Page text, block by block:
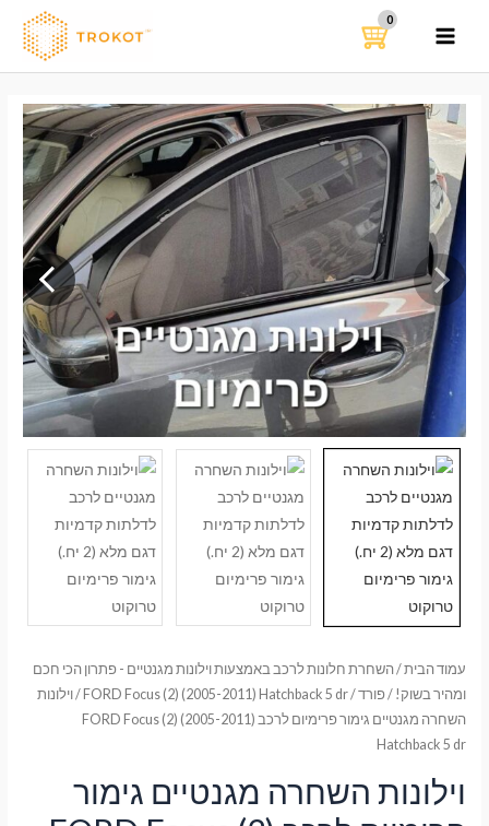
MAIN
עמוד הבית/השחרת חלונות לרכב באמצעות וילונות מגנטיים - פתרון הכי חכם
ומהיר בשוק! /פורד/
FORD Focus (2) (2005-2011) Hatchback 5 dr / וילונות
השחרה מגנטיים גימור פרימיום לרכב FORD Focus (2) (2005-2011)
Hatchback 5 dr
וילונות השחרה מגנטיים גימור